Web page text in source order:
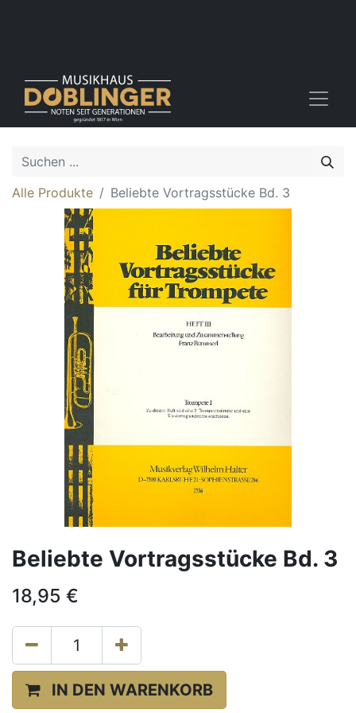
Alle Produkte Beliebte Vortragsstücke Bd. 3
Beliebte Vortragsstücke Bd. 3
18,95 €
IN DEN WARENKORB